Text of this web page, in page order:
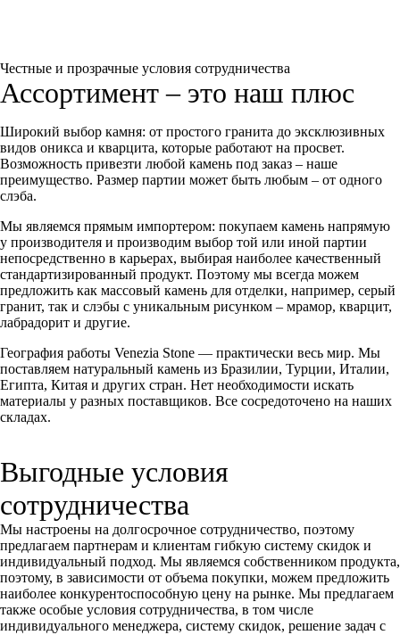
Честные и прозрачные условия сотрудничества
Ассортимент – это наш плюс
Широкий выбор камня: от простого гранита до эксклюзивных
видов оникса и кварцита, которые работают на просвет.
Возможность привезти любой камень под заказ – наше
преимущество. Размер партии может быть любым – от одного
слэба.
Мы являемся прямым импортером: покупаем камень напрямую
у производителя и производим выбор той или иной партии
непосредственно в карьерах, выбирая наиболее качественный
стандартизированный продукт. Поэтому мы всегда можем
предложить как массовый камень для отделки, например, серый
гранит, так и слэбы с уникальным рисунком – мрамор, кварцит,
лабрадорит и другие.
География работы Venezia Stone — практически весь мир. Мы
поставляем натуральный камень из Бразилии, Турции, Италии,
Египта, Китая и других стран. Нет необходимости искать
материалы у разных поставщиков. Все сосредоточено на наших
складах.
Выгодные условия
сотрудничества
Мы настроены на долгосрочное сотрудничество, поэтому
предлагаем партнерам и клиентам гибкую систему скидок и
индивидуальный подход. Мы являемся собственником продукта,
поэтому, в зависимости от объема покупки, можем предложить
наиболее конкурентоспособную цену на рынке. Мы предлагаем
также особые условия сотрудничества, в том числе
индивидуального менеджера, систему скидок, решение задач с